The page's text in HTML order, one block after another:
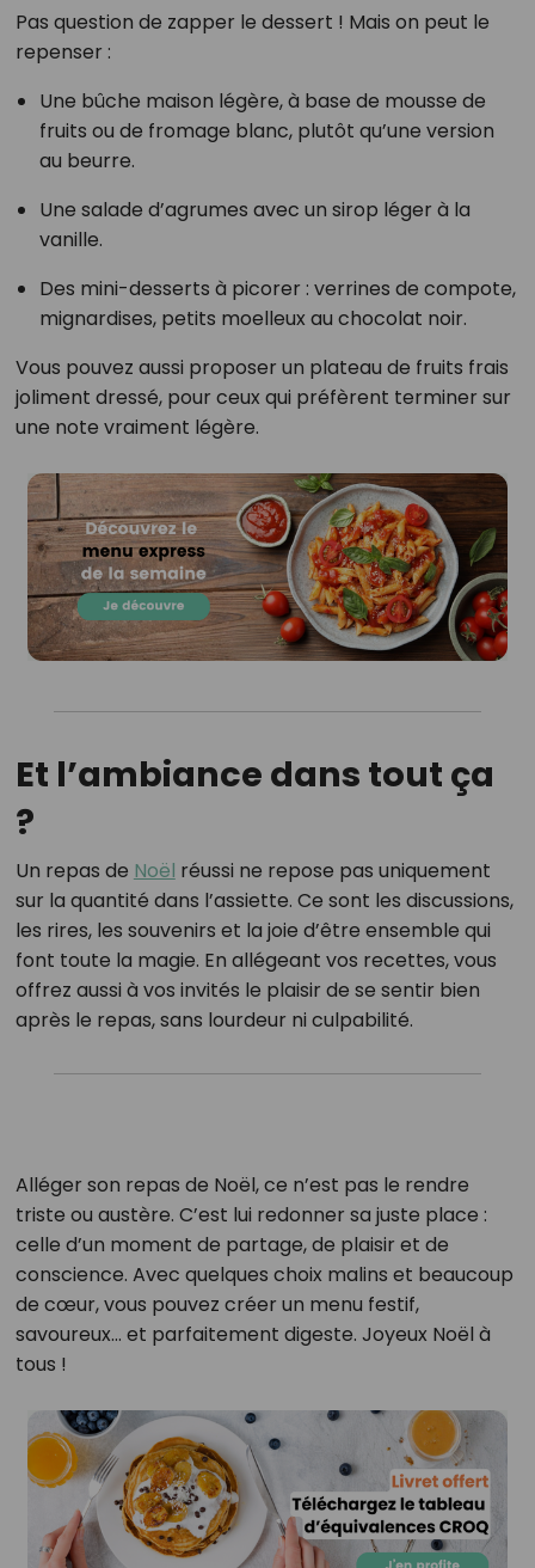
Pas question de zapper le dessert ! Mais on peut le
repenser :
Une bûche maison légère, à base de mousse de
fruits ou de fromage blanc, plutôt qu’une version
au beurre.
Une salade d’agrumes avec un sirop léger à la
vanille.
Des mini-desserts à picorer : verrines de compote,
mignardises, petits moelleux au chocolat noir.
Vous pouvez aussi proposer un plateau de fruits frais
joliment dressé, pour ceux qui préfèrent terminer sur
une note vraiment légère.
Et l’ambiance dans tout ça
?
Un repas de Noël réussi ne repose pas uniquement
sur la quantité dans l’assiette. Ce sont les discussions,
les rires, les souvenirs et la joie d’être ensemble qui
font toute la magie. En allégeant vos recettes, vous
offrez aussi à vos invités le plaisir de se sentir bien
après le repas, sans lourdeur ni culpabilité.
Alléger son repas de Noël, ce n’est pas le rendre
triste ou austère. C’est lui redonner sa juste place :
celle d’un moment de partage, de plaisir et de
conscience. Avec quelques choix malins et beaucoup
de cœur, vous pouvez créer un menu festif,
savoureux… et parfaitement digeste. Joyeux Noël à
tous !